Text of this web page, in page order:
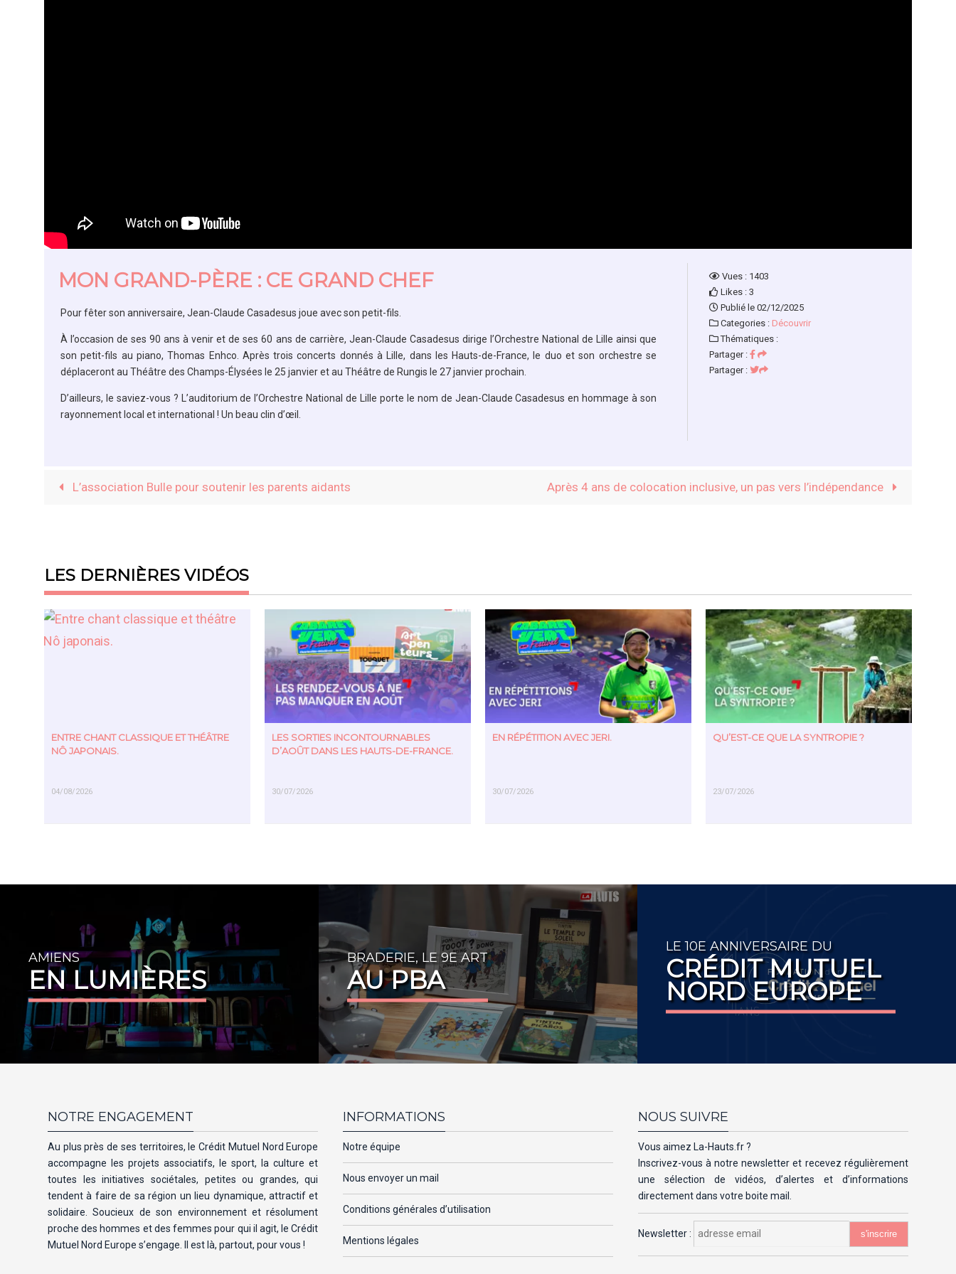
MON GRAND-PÈRE : CE GRAND CHEF
Pour fêter son anniversaire, Jean-Claude Casadesus joue avec son petit-fils.
À l’occasion de ses 90 ans à venir et de ses 60 ans de carrière, Jean-Claude Casadesus dirige l’Orchestre National de Lille ainsi que
son petit-fils au piano, Thomas Enhco. Après trois concerts donnés à Lille, dans les Hauts-de-France, le duo et son orchestre se
déplaceront au Théâtre des Champs-Élysées le 25 janvier et au Théâtre de Rungis le 27 janvier prochain.
D’ailleurs, le saviez-vous ? L’auditorium de l’Orchestre National de Lille porte le nom de Jean-Claude Casadesus en hommage à son
rayonnement local et international ! Un beau clin d’œil.
Vues : 1403
Likes : 3
Publié le 02/12/2025
Categories : Découvrir
Thématiques :
Partager :
Partager :
L’association Bulle pour soutenir les parents aidants Après 4 ans de colocation inclusive, un pas vers l’indépendance
LES DERNIÈRES VIDÉOS
ENTRE CHANT CLASSIQUE ET THÉÂTRE
NÔ JAPONAIS.
04/08/2026
LES SORTIES INCONTOURNABLES
D’AOÛT DANS LES HAUTS-DE-FRANCE.
30/07/2026
EN RÉPÉTITION AVEC JERI.
30/07/2026
QU’EST-CE QUE LA SYNTROPIE ?
23/07/2026
AMIENS
EN LUMIÈRES
BRADERIE, LE 9E ART
AU PBA
LE 10E ANNIVERSAIRE DU
CRÉDIT MUTUEL
NORD EUROPE
NOTRE ENGAGEMENT
Au plus près de ses territoires, le Crédit Mutuel Nord Europe
accompagne les projets associatifs, le sport, la culture et
toutes les initiatives sociétales, petites ou grandes, qui
tendent à faire de sa région un lieu dynamique, attractif et
solidaire. Soucieux de son environnement et résolument
proche des hommes et des femmes pour qui il agit, le Crédit
Mutuel Nord Europe s’engage. Il est là, partout, pour vous !
INFORMATIONS
Notre équipe
Nous envoyer un mail
Conditions générales d’utilisation
Mentions légales
NOUS SUIVRE
Vous aimez La-Hauts.fr ?
Inscrivez-vous à notre newsletter et recevez régulièrement
une sélection de vidéos, d’alertes et d’informations
directement dans votre boite mail.
Newsletter :